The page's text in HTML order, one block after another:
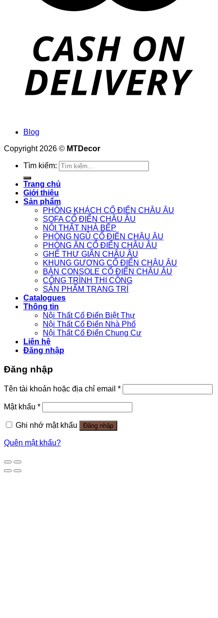
Blog
Copyright 2026 © MTDecor
Tìm kiếm:
Trang chủ
Giới thiệu
Sản phẩm
PHÒNG KHÁCH CỔ ĐIỂN CHÂU ÂU
SOFA CỔ ĐIỂN CHÂU ÂU
NỘI THẤT NHÀ BẾP
PHÒNG NGỦ CỔ ĐIỂN CHÂU ÂU
PHÒNG ĂN CỔ ĐIỂN CHÂU ÂU
GHẾ THƯ GIÃN CHÂU ÂU
KHUNG GƯƠNG CỔ ĐIỂN CHÂU ÂU
BÀN CONSOLE CỔ ĐIỂN CHÂU ÂU
CÔNG TRÌNH THI CÔNG
SẢN PHẨM TRANG TRÍ
Catalogues
Thông tin
Nội Thất Cổ Điển Biệt Thự
Nội Thất Cổ Điển Nhà Phố
Nội Thất Cổ Điển Chung Cư
Liên hệ
Đăng nhập
Đăng nhập
Tên tài khoản hoặc địa chỉ email *
Mật khẩu *
Ghi nhớ mật khẩu Đăng nhập
Quên mật khẩu?